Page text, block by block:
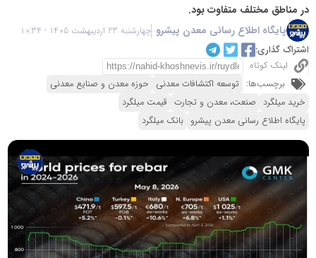
در مناطق مختلف متفاوت بود.
پایگاه اطلاع رسانی معدن پیشرو چهارشنبه 23 اردیبهشت 1405 - 10:34
اشتراک گذاری:
لینک کوتاه
برچسب‌ها: توسعه اکتشافات معدنی حوزه معدن و صنایع معدنی
خرید میلگرد صنعت، معدن و تجارت قیمت میلگرد
پایگاه اطلاع رسانی معدن پیشرو بانک میلگرد